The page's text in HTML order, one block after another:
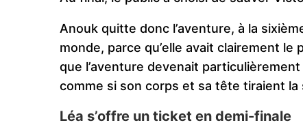
Anouk quitte donc l’aventure, à la
monde, parce qu’elle avait clairement
que l’aventure devenait
comme si son corps et sa tête tiraient la
Léa s’offre un ticket en demi-finale